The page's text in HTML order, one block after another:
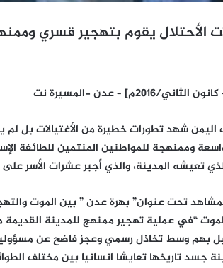
الأحتلال يقوم بتهجير قسري
اليمن شهد تطورات خطيرة من الأغتيالات بل
وممنهجة للمواطنين المنتمين للطائفة
تعيشه المدينة، والذي أجبر عشرات الأسر على
تحت عنوان” بهرة عدن ” بين الموت
“في عملية تهجير ممنهج للمدينة
بهم وسط تخاذل رسمي وعجز فاضح عن
جسد تاريخها تعايشا انسانيا بين مختلف